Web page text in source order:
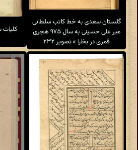
گلستان سعدی به خط کاتب سلطانی
میر علی حسینی به سال ۹۷۵ هجری
قمری در بخارا » تصویر ۲۳۲